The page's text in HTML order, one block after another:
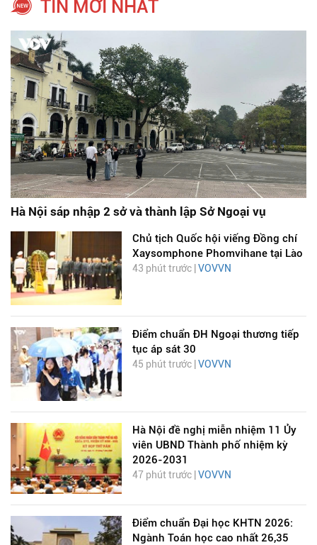
TIN MỚI NHẤT
Hà Nội sáp nhập 2 sở và thành lập Sở Ngoại vụ
Chủ tịch Quốc hội viếng Đồng chí
Xaysomphone Phomvihane tại Lào
43 phút trước |VOVVN
Điểm chuẩn ĐH Ngoại thương tiếp
tục áp sát 30
45 phút trước | VOVVN
Hà Nội đề nghị miễn nhiệm 11 Ủy
viên UBND Thành phố nhiệm kỳ
2026-2031
47 phút trước | VOVVN
Điểm chuẩn Đại học KHTN 2026:
Ngành Toán học cao nhất 26,35